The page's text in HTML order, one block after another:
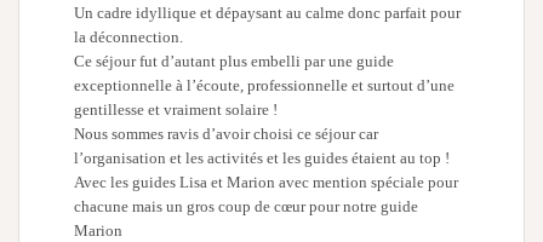
Un cadre idyllique et dépaysant au calme donc parfait pour
la déconnection.
Ce séjour fut d’autant plus embelli par une guide
exceptionnelle à l’écoute, professionnelle et surtout d’une
gentillesse et vraiment solaire !
Nous sommes ravis d’avoir choisi ce séjour car
l’organisation et les activités et les guides étaient au top !
Avec les guides Lisa et Marion avec mention spéciale pour
chacune mais un gros coup de cœur pour notre guide
Marion